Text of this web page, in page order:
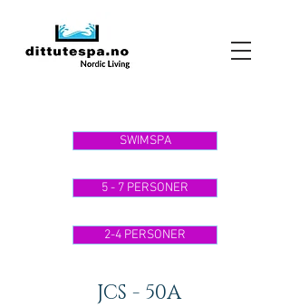
SWIMSPA
5 - 7 PERSONER
2-4 PERSONER
JCS - 50A